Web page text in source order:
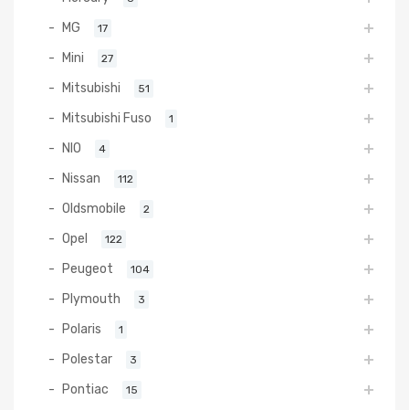
MG 17
Mini 27
Mitsubishi 51
Mitsubishi Fuso 1
NIO 4
Nissan 112
Oldsmobile 2
Opel 122
Peugeot 104
Plymouth 3
Polaris 1
Polestar 3
Pontiac 15